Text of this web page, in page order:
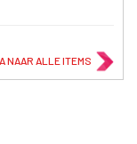
NAAR ALLE ITEMS